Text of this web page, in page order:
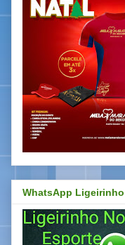
WhatsApp